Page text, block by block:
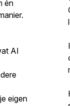
én
AI
eigen